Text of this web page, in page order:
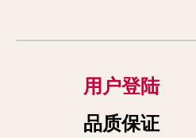
用户登陆
品质保证